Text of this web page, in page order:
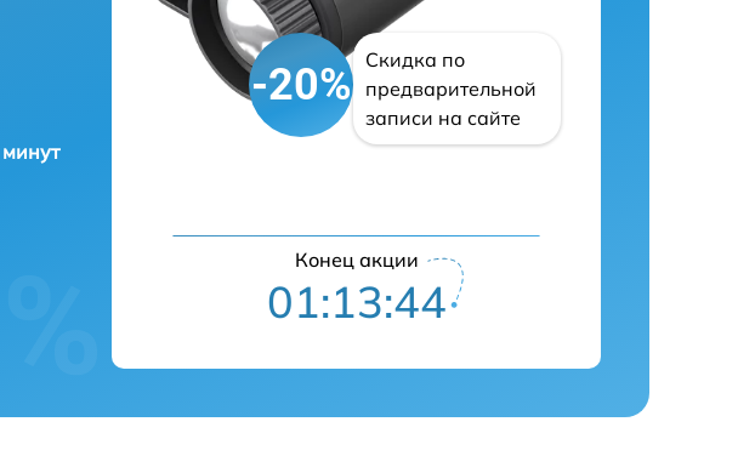
-20%
Скидка по
предварительной
записи на сайте
Конец акции
01:13:43